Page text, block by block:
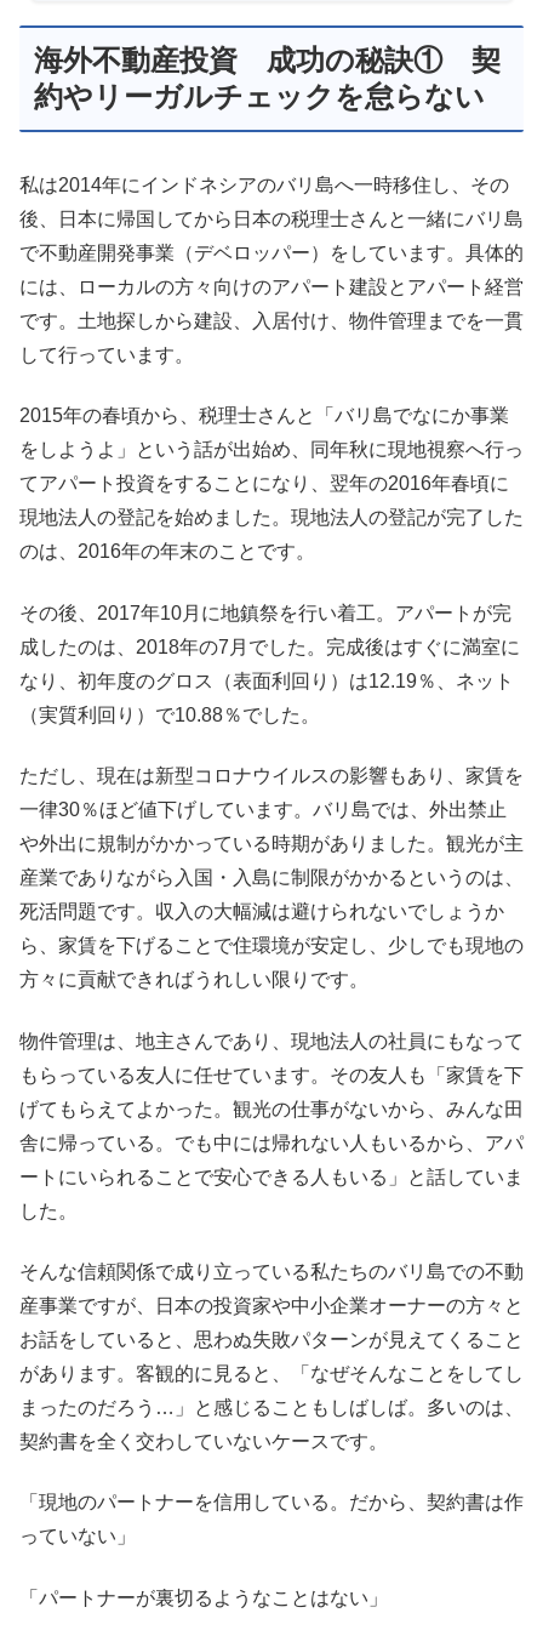
海外不動産投資 成功の秘訣① 契
約やリーガルチェックを怠らない
私は2014年にインドネシアのバリ島へ一時移住し、その
後、日本に帰国してから日本の税理士さんと一緒にバリ島
で不動産開発事業（デベロッパー）をしています。具体的
には、ローカルの方々向けのアパート建設とアパート経営
です。土地探しから建設、入居付け、物件管理までを一貫
して行っています。
2015年の春頃から、税理士さんと「バリ島でなにか事業
をしようよ」という話が出始め、同年秋に現地視察へ行っ
てアパート投資をすることになり、翌年の2016年春頃に
現地法人の登記を始めました。現地法人の登記が完了した
のは、2016年の年末のことです。
その後、2017年10月に地鎮祭を行い着工。アパートが完
成したのは、2018年の7月でした。完成後はすぐに満室に
なり、初年度のグロス（表面利回り）は12.19％、ネット
（実質利回り）で10.88％でした。
ただし、現在は新型コロナウイルスの影響もあり、家賃を
一律30％ほど値下げしています。バリ島では、外出禁止
や外出に規制がかかっている時期がありました。観光が主
産業でありながら入国・入島に制限がかかるというのは、
死活問題です。収入の大幅減は避けられないでしょうか
ら、家賃を下げることで住環境が安定し、少しでも現地の
方々に貢献できればうれしい限りです。
物件管理は、地主さんであり、現地法人の社員にもなって
もらっている友人に任せています。その友人も「家賃を下
げてもらえてよかった。観光の仕事がないから、みんな田
舎に帰っている。でも中には帰れない人もいるから、アパ
ートにいられることで安心できる人もいる」と話していま
した。
そんな信頼関係で成り立っている私たちのバリ島での不動
産事業ですが、日本の投資家や中小企業オーナーの方々と
お話をしていると、思わぬ失敗パターンが見えてくること
があります。客観的に見ると、「なぜそんなことをしてし
まったのだろう…」と感じることもしばしば。多いのは、
契約書を全く交わしていないケースです。
「現地のパートナーを信用している。だから、契約書は作
っていない」
「パートナーが裏切るようなことはない」